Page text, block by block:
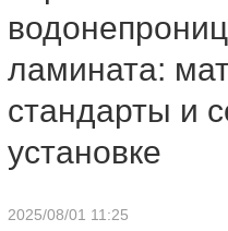
ламината:
стандарты и
установке
2025/08/01 11:25